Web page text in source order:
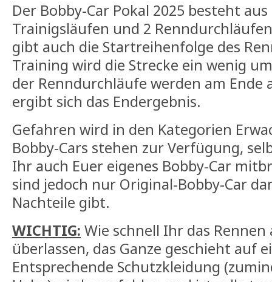
Der Bobby-Car Pokal 2025 besteht
Trainigsläufen und 2
gibt auch die Startreihenfolge des
Training wird die Strecke ein wenig
der Renndurchläufe werden am
ergibt sich das Endergebnis.
Gefahren wird in den Kategorien
Bobby-Cars stehen zur Verfügung,
Ihr auch Euer eigenes Bobby-Car
sind jedoch nur Original-Bobby-Car
Nachteile gibt.
WICHTIG: Wie schnell Ihr das
überlassen, das Ganze geschieht auf
Entsprechende Schutzkleidung